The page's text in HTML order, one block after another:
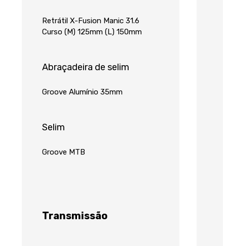
Retrátil X-Fusion Manic 31.6
Curso (M) 125mm (L) 150mm
Abraçadeira de selim
Groove Alumínio 35mm
Selim
Groove MTB
Transmissão